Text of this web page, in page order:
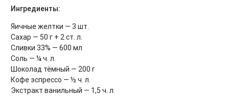
Ингредиенты:
Яичные желтки — 3 шт.
Сахар — 50 г + 2 ст. л.
Сливки 33% — 600 мл
Соль — ¼ ч. л.
Шоколад тёмный — 200 г
Кофе эспрессо — ½ ч. л.
Экстракт ванильный — 1,5 ч. л.